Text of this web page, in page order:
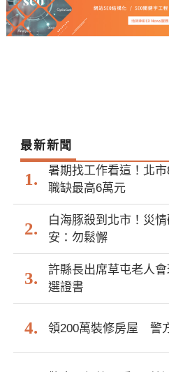
最新新聞
暑期找工作看這！北
職缺最高6萬元
白海豚殺到北市！災
安：勿鬆懈
許縣長出席草屯老人
選證書
領200萬裝修房屋 警